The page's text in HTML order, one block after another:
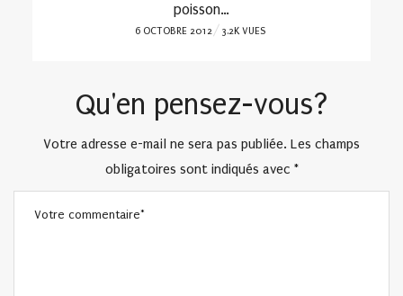
poisson…
POSTED
6 OCTOBRE 2012 3.2K VUES
Qu'en pensez-vous?
Votre adresse e-mail ne sera pas publiée. Les champs
obligatoires sont indiqués avec *